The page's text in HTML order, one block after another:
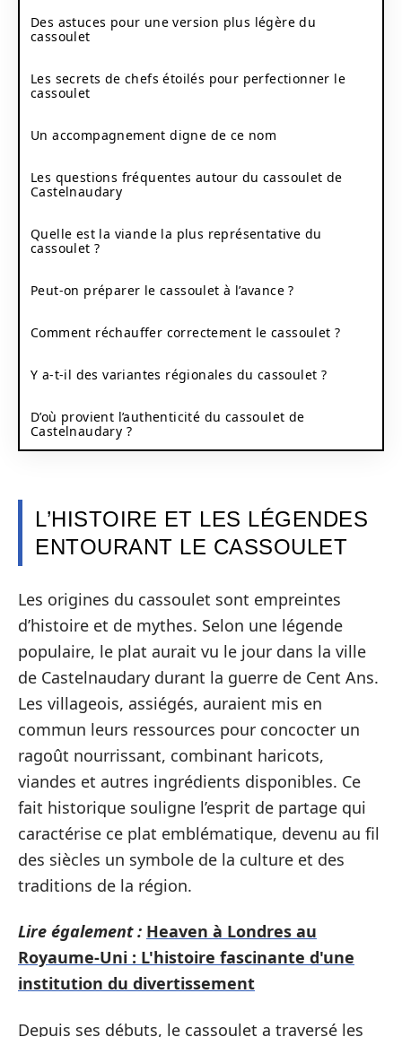
Des astuces pour une version plus légère du
cassoulet
Les secrets de chefs étoilés pour perfectionner le
cassoulet
Un accompagnement digne de ce nom
Les questions fréquentes autour du cassoulet de
Castelnaudary
Quelle est la viande la plus représentative du
cassoulet ?
Peut-on préparer le cassoulet à l’avance ?
Comment réchauffer correctement le cassoulet ?
Y a-t-il des variantes régionales du cassoulet ?
D’où provient l’authenticité du cassoulet de
Castelnaudary ?
L’HISTOIRE ET LES LÉGENDES
ENTOURANT LE CASSOULET
Les origines du cassoulet sont empreintes
d’histoire et de mythes. Selon une légende
populaire, le plat aurait vu le jour dans la ville
de Castelnaudary durant la guerre de Cent Ans.
Les villageois, assiégés, auraient mis en
commun leurs ressources pour concocter un
ragoût nourrissant, combinant haricots,
viandes et autres ingrédients disponibles. Ce
fait historique souligne l’esprit de partage qui
caractérise ce plat emblématique, devenu au fil
des siècles un symbole de la culture et des
traditions de la région.
Lire également : Heaven à Londres au
Royaume‑Uni : L'histoire fascinante d'une
institution du divertissement
Depuis ses débuts, le cassoulet a traversé les